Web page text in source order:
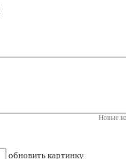
Новые
обновить картинку